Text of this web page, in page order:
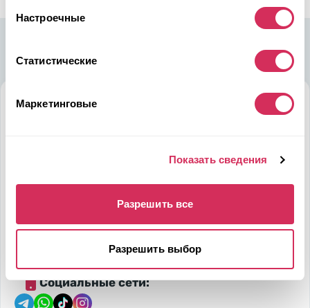
Настроечные
Статистические
Маркетинговые
Показать сведения
Разрешить все
Разрешить выбор
Алматы
Социальные сети: